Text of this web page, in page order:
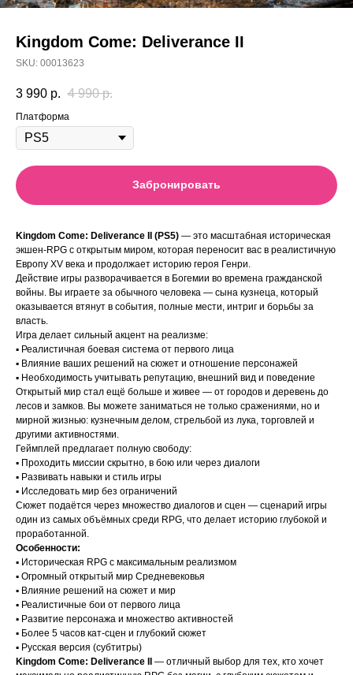
Kingdom Come: Deliverance II
SKU: 00013623
3 990 р. 4 990 р.
Платформа
Забронировать
Kingdom Come: Deliverance II (PS5) — это масштабная историческая
экшен-RPG с открытым миром, которая переносит вас в реалистичную
Европу XV века и продолжает историю героя Генри.
Действие игры разворачивается в Богемии во времена гражданской
войны. Вы играете за обычного человека — сына кузнеца, который
оказывается втянут в события, полные мести, интриг и борьбы за
власть.
Игра делает сильный акцент на реализме:
▪️ Реалистичная боевая система от первого лица
▪️ Влияние ваших решений на сюжет и отношение персонажей
▪️ Необходимость учитывать репутацию, внешний вид и поведение
Открытый мир стал ещё больше и живее — от городов и деревень до
лесов и замков. Вы можете заниматься не только сражениями, но и
мирной жизнью: кузнечным делом, стрельбой из лука, торговлей и
другими активностями.
Геймплей предлагает полную свободу:
▪️ Проходить миссии скрытно, в бою или через диалоги
▪️ Развивать навыки и стиль игры
▪️ Исследовать мир без ограничений
Сюжет подаётся через множество диалогов и сцен — сценарий игры
один из самых объёмных среди RPG, что делает историю глубокой и
проработанной.
Особенности:
▪️ Историческая RPG с максимальным реализмом
▪️ Огромный открытый мир Средневековья
▪️ Влияние решений на сюжет и мир
▪️ Реалистичные бои от первого лица
▪️ Развитие персонажа и множество активностей
▪️ Более 5 часов кат-сцен и глубокий сюжет
▪️ Русская версия (субтитры)
Kingdom Come: Deliverance II — отличный выбор для тех, кто хочет